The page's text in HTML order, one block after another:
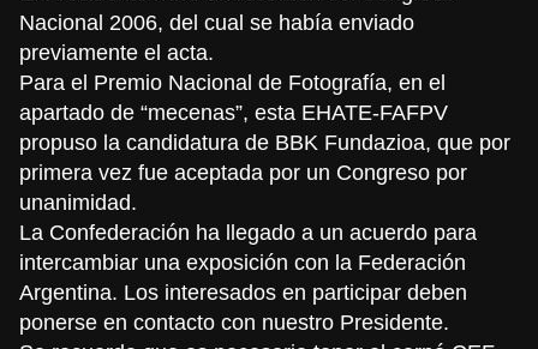
Nacional 2006, del cual se había enviado
previamente el acta.
Para el Premio Nacional de Fotografía, en el
apartado de “mecenas”, esta EHATE-FAFPV
propuso la candidatura de BBK Fundazioa, que por
primera vez fue aceptada por un Congreso por
unanimidad.
La Confederación ha llegado a un acuerdo para
intercambiar una exposición con la Federación
Argentina. Los interesados en participar deben
ponerse en contacto con nuestro Presidente.